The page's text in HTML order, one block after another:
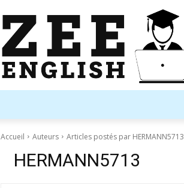
Accueil Auteurs Articles postés par HERMANN5713
HERMANN5713